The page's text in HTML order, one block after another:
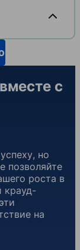
с
но
позволяйте
роста в
крауд-
на